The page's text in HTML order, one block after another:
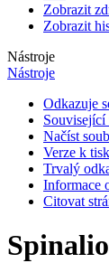
Zobrazit
Zobrazit
Nástroje
Nástroje
Odkazuje
Související
Načíst
Verze k
Trvalý
Informace
Citovat